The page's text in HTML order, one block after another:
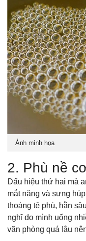
Ảnh minh họa
2. Phù nề
Dấu hiệu thứ hai mà
mắt nặng và sưng
thoảng tê phù, hằn
nghĩ do mình uống
văn phòng quá lâu